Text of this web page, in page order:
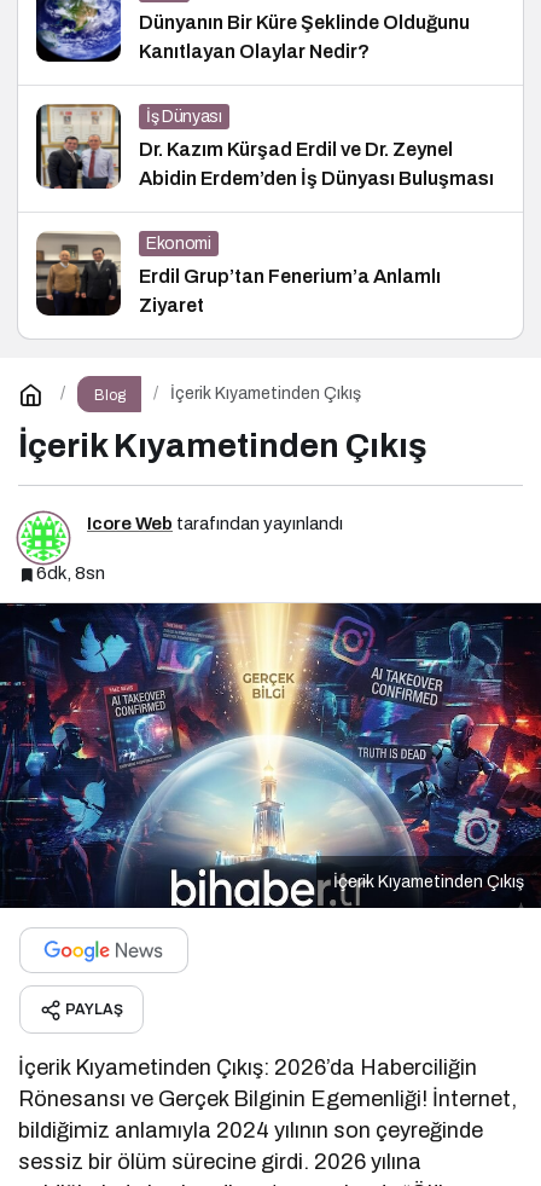
Dünyanın Bir Küre Şeklinde Olduğunu
Kanıtlayan Olaylar Nedir?
İş Dünyası
Dr. Kazım Kürşad Erdil ve Dr. Zeynel
Abidin Erdem’den İş Dünyası Buluşması
Ekonomi
Erdil Grup’tan Fenerium’a Anlamlı
Ziyaret
Blog İçerik Kıyametinden Çıkış
İçerik Kıyametinden Çıkış
Icore Web tarafından yayınlandı
6dk, 8sn
İçerik Kıyametinden Çıkış
PAYLAŞ
İçerik Kıyametinden Çıkış: 2026’da Haberciliğin
Rönesansı ve Gerçek Bilginin Egemenliği! İnternet,
bildiğimiz anlamıyla 2024 yılının son çeyreğinde
sessiz bir ölüm sürecine girdi. 2026 yılına